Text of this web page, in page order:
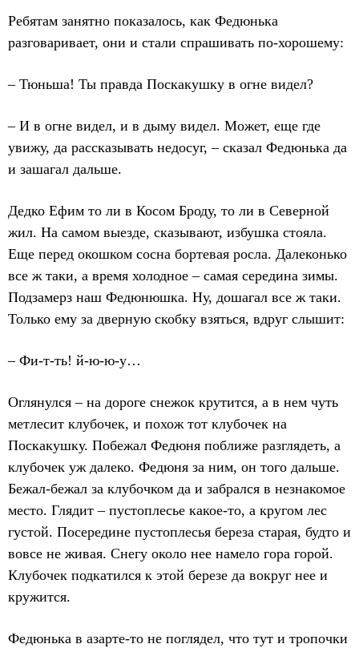
Ребятам занятно показалось, как Федюнька
разговаривает, они и стали спрашивать по-хорошему:
– Тюньша! Ты правда Поскакушку в огне видел?
– И в огне видел, и в дыму видел. Может, еще где
увижу, да рассказывать недосуг, – сказал Федюнька да
и зашагал дальше.
Дедко Ефим то ли в Косом Броду, то ли в Северной
жил. На самом выезде, сказывают, избушка стояла.
Еще перед окошком сосна бортевая росла. Далеконько
все ж таки, а время холодное – самая середина зимы.
Подзамерз наш Федюнюшка. Ну, дошагал все ж таки.
Только ему за дверную скобку взяться, вдруг слышит:
– Фи-т-ть! й-ю-ю-у…
Оглянулся – на дороге снежок крутится, а в нем чуть
метлесит клубочек, и похож тот клубочек на
Поскакушку. Побежал Федюня поближе разглядеть, а
клубочек уж далеко. Федюня за ним, он того дальше.
Бежал-бежал за клубочком да и забрался в незнакомое
место. Глядит – пустоплесье какое-то, а кругом лес
густой. Посередине пустоплесья береза старая, будто и
вовсе не живая. Снегу около нее намело гора горой.
Клубочек подкатился к этой березе да вокруг нее и
кружится.
Федюнька в азарте-то не поглядел, что тут и тропочки